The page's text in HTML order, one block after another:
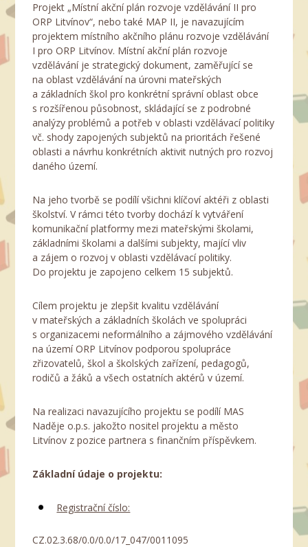
Projekt „Místní akční plán rozvoje vzdělávání II pro
ORP Litvínov“, nebo také MAP II, je navazujícím
projektem místního akčního plánu rozvoje vzdělávání
I pro ORP Litvínov. Místní akční plán rozvoje
vzdělávání je strategický dokument, zaměřující se
na oblast vzdělávání na úrovni mateřských
a základních škol pro konkrétní správní oblast obce
s rozšířenou působnost, skládající se z podrobné
analýzy problémů a potřeb v oblasti vzdělávací politiky
vč. shody zapojených subjektů na prioritách řešené
oblasti a návrhu konkrétních aktivit nutných pro rozvoj
daného území.
Na jeho tvorbě se podílí všichni klíčoví aktéři z oblasti
školství. V rámci této tvorby dochází k vytváření
komunikační platformy mezi mateřskými školami,
základními školami a dalšími subjekty, mající vliv
a zájem o rozvoj v oblasti vzdělávací politiky.
Do projektu je zapojeno celkem 15 subjektů.
Cílem projektu je zlepšit kvalitu vzdělávání
v mateřských a základních školách ve spolupráci
s organizacemi neformálního a zájmového vzdělávání
na území ORP Litvínov podporou spolupráce
zřizovatelů, škol a školských zařízení, pedagogů,
rodičů a žáků a všech ostatních aktérů v území.
Na realizaci navazujícího projektu se podílí MAS
Naděje o.p.s. jakožto nositel projektu a město
Litvínov z pozice partnera s finančním příspěvkem.
Základní údaje o projektu:
Registrační číslo:
CZ.02.3.68/0.0/0.0/17_047/0011095